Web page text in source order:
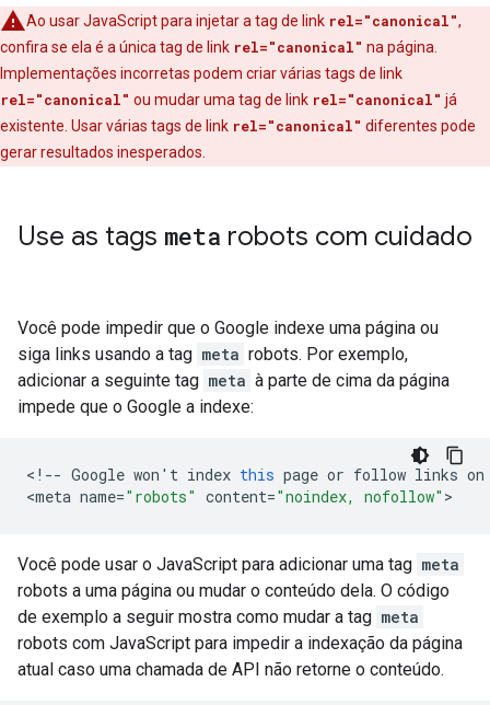
Ao usar JavaScript para injetar a tag de link rel="canonical",
confira se ela é a única tag de link rel="canonical" na página.
Implementações incorretas podem criar várias tags de link
rel="canonical" ou mudar uma tag de link rel="canonical" já
existente. Usar várias tags de link rel="canonical" diferentes pode
gerar resultados inesperados.
Use as tags meta robots com cuidado
Você pode impedir que o Google indexe uma página ou
siga links usando a tag meta robots. Por exemplo,
adicionar a seguinte tag meta à parte de cima da página
impede que o Google a indexe:
< !-- Google won ' t index this page or follow links on
<meta name="robots" content="noindex, nofollow" >
Você pode usar o JavaScript para adicionar uma tag meta
robots a uma página ou mudar o conteúdo dela. O código
de exemplo a seguir mostra como mudar a tag meta
robots com JavaScript para impedir a indexação da página
atual caso uma chamada de API não retorne o conteúdo.